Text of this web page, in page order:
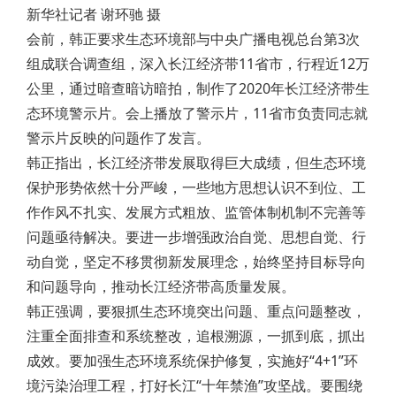
新华社记者 谢环驰 摄
会前，韩正要求生态环境部与中央广播电视总台第3次
组成联合调查组，深入长江经济带11省市，行程近12万
公里，通过暗查暗访暗拍，制作了2020年长江经济带生
态环境警示片。会上播放了警示片，11省市负责同志就
警示片反映的问题作了发言。
韩正指出，长江经济带发展取得巨大成绩，但生态环境
保护形势依然十分严峻，一些地方思想认识不到位、工
作作风不扎实、发展方式粗放、监管体制机制不完善等
问题亟待解决。要进一步增强政治自觉、思想自觉、行
动自觉，坚定不移贯彻新发展理念，始终坚持目标导向
和问题导向，推动长江经济带高质量发展。
韩正强调，要狠抓生态环境突出问题、重点问题整改，
注重全面排查和系统整改，追根溯源，一抓到底，抓出
成效。要加强生态环境系统保护修复，实施好“4+1”环
境污染治理工程，打好长江“十年禁渔”攻坚战。要围绕